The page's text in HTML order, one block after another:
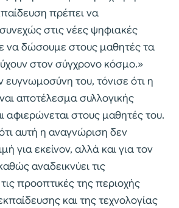
πρέπει να
στις νέες ψηφιακές
να δώσουμε στους μαθητές τα
στον σύγχρονο κόσμο.»
ευγνωμοσύνη του, τόνισε ότι η
αποτέλεσμα συλλογικής
αφιερώνεται στους μαθητές του.
αυτή η αναγνώριση δεν
για εκείνον, αλλά και για τον
αναδεικνύει τις
προοπτικές της περιοχής
και της τεχνολογίας​